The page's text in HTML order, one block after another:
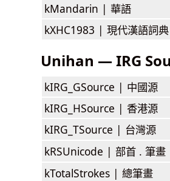
kMandarin | 華語
kXHC1983 | 現代漢語詞典
Unihan — IRG
kIRG_GSource | 中國源
kIRG_HSource | 香港源
kIRG_TSource | 台灣源
kRSUnicode | 部首 . 筆畫
kTotalStrokes | 總筆畫